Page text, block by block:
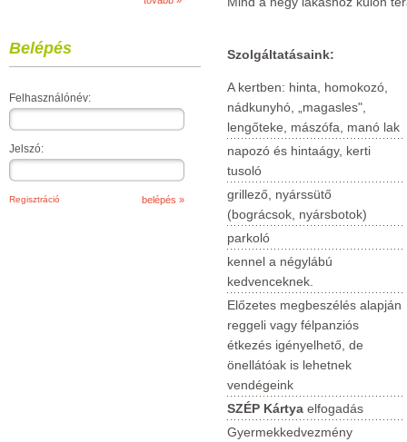
Belépés
Felhasználónév:
Jelszó:
Regisztráció
Szolgáltatásaink:
A kertben: hinta, homokozó,
nádkunyhó, „magasles",
lengőteke, mászófa, manó lak
napozó és hintaágy, kerti
tusoló
grillező, nyárssütő
(bográcsok, nyársbotok)
parkoló
kennel a négylábú
kedvenceknek.
Előzetes megbeszélés alapján
reggeli vagy félpanziós
étkezés igényelhető, de
önellátóak is lehetnek
vendégeink
SZÉP Kártya elfogadás
Gyermekkedvezmény